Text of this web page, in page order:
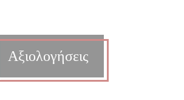
Αξιολογήσεις